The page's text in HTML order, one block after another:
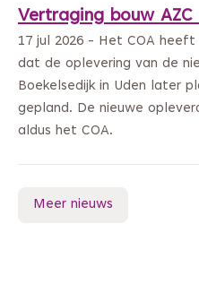
Vertraging bouw
17 jul 2026 - Het COA
dat de oplevering van de
Boekelsedijk in Uden later
gepland. De nieuwe
aldus het COA.
Meer nieuws